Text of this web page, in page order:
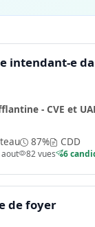
intendant-e
- CVE et
87% CDD
82 vues 6
de foyer